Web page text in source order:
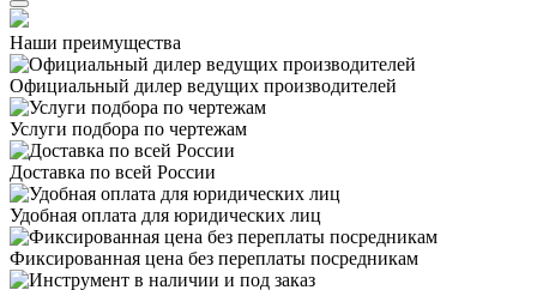
Наши преимущества
Официальный дилер ведущих производителей
Услуги подбора по чертежам
Доставка по всей России
Удобная оплата для юридических лиц
Фиксированная цена без переплаты посредникам